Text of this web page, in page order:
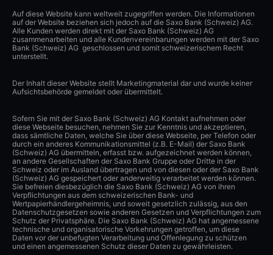
Auf diese Website kann weltweit zugegriffen werden. Die Informationen
auf der Website beziehen sich jedoch auf die Saxo Bank (Schweiz) AG.
Alle Kunden werden direkt mit der Saxo Bank (Schweiz) AG
zusammenarbeiten und alle Kundenvereinbarungen werden mit der Saxo
Bank (Schweiz) AG geschlossen und somit schweizerischem Recht
unterstellt.
Der Inhalt dieser Website stellt Marketingmaterial dar und wurde keiner
Aufsichtsbehörde gemeldet oder übermittelt.
Sofern Sie mit der Saxo Bank (Schweiz) AG Kontakt aufnehmen oder
diese Webseite besuchen, nehmen Sie zur Kenntnis und akzeptieren,
dass sämtliche Daten, welche Sie über diese Webseite, per Telefon oder
durch ein anderes Kommunikationsmittel (z.B. E-Mail) der Saxo Bank
(Schweiz) AG übermitteln, erfasst bzw. aufgezeichnet werden können,
an andere Gesellschaften der Saxo Bank Gruppe oder Dritte in der
Schweiz oder im Ausland übertragen und von diesen oder der Saxo Bank
(Schweiz) AG gespeichert oder anderweitig verarbeitet werden können.
Sie befreien diesbezüglich die Saxo Bank (Schweiz) AG von ihren
Verpflichtungen aus dem schweizerischen Bank- und
Wertpapierhändlergeheimnis, und soweit gesetzlich zulässig, aus den
Datenschutzgesetzen sowie anderen Gesetzen und Verpflichtungen zum
Schutz der Privatsphäre. Die Saxo Bank (Schweiz) AG hat angemessene
technische und organisatorische Vorkehrungen getroffen, um diese
Daten vor der unbefugten Verarbeitung und Offenlegung zu schützen
und einen angemessenen Schutz dieser Daten zu gewährleisten.